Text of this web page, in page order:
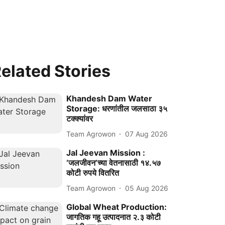
Stories
Khandesh Dam Water
Storage: धरणांतील जलसाठा ३५
टक्क्यांवर
Team Agrowon 07 Aug 2026
Jal Jeevan Mission :
‘जलजीवन’च्या वेतनासाठी १४.५७
कोटी रुपये वितरित
Team Agrowon 05 Aug 2026
Global Wheat Production:
जागतिक गहू उत्पादनात २.३ कोटी